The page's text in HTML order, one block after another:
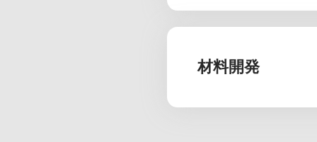
材料開発